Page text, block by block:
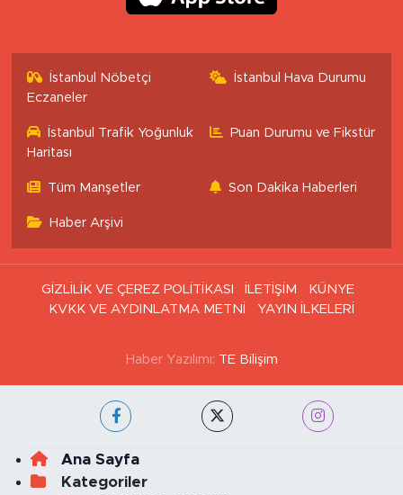
İstanbul Nöbetçi
Eczaneler
İstanbul Hava Durumu
İstanbul Trafik Yoğunluk
Haritası
Puan Durumu ve Fikstür
Tüm Manşetler Son Dakika Haberleri
Haber Arşivi
GİZLİLİK VE ÇEREZ POLİTİKASI İLETİŞİM
KÜNYE
KVKK VE AYDINLATMA METNİ
YAYIN İLKELERİ
Haber Yazılımı: TE Bilişim
Ana Sayfa
Kategoriler